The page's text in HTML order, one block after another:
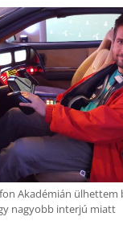
Akadémián ülhettem
nagyobb interjú miatt